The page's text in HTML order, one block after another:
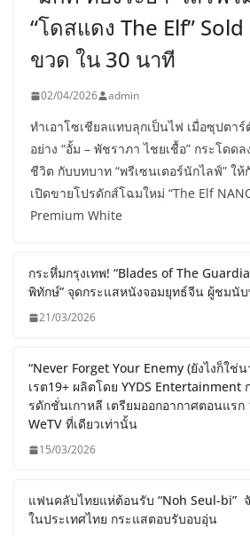
“โดสแดง The Elf”
ขวด ใน 30 นาที
02/04/2026 admin
ทำเอาโซเชียลแทบลุกเป็นไฟ เมื่อซุปตาร์
อย่าง “อั้ม – พัชราภา ไชยเชื้อ” กระโดด
ชีวิต กับบทบาท “พรีเซนเตอร์นักไลฟ์” ให้
เปิดขายโปรดักส์โฉมใหม่ “The Elf
Premium White
กระหึ่มกรุงเทพ! “Blades of The
พิทักษ์” จุดกระแสหนังจอมยุทธ์จีน ผู้ชมนั
21/03/2026
“Never Forget Your Enemy (ยังไงก็ใช่
เรต19+ ผลิตโดย YYDS
รดักชั่นเกาหลี เตรียมออกอากาศตอนแร
WeTV ที่เดียวเท่านั้น
15/03/2026
แฟนคลับไทยแห่ต้อนรับ “Noh Seul-bi”
ในประเทศไทย กระแสตอบรับอบอุ่น